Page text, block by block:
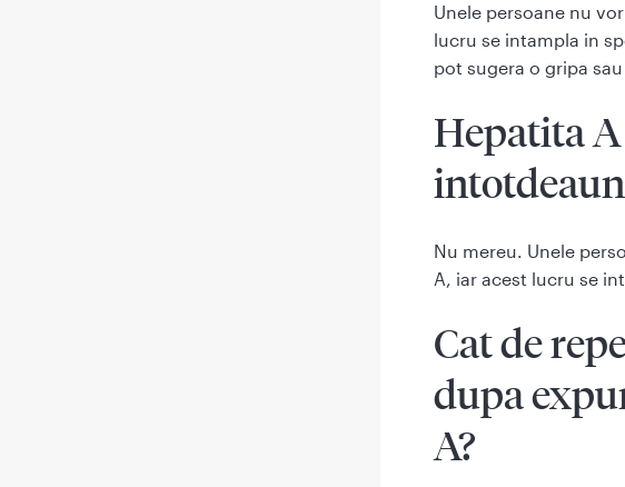
Unele persoane nu
lucru se intampla in
pot sugera o gripa
Hepatita
Nu mereu. Unele
A, iar acest lucru se
Cat de
dupa
A?